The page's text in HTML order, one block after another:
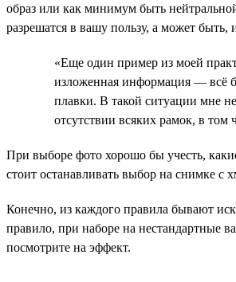
образ или как минимум быть
разрешатся в вашу пользу, а может быть,
«Еще один пример из моей
изложенная информация — всё
плавки. В такой ситуации мне
отсутствии всяких рамок, в
При выборе фото хорошо бы учесть,
стоит останавливать выбор на снимке
Конечно, из каждого правила бывают
правило, при наборе на нестандартные
посмотрите на эффект.